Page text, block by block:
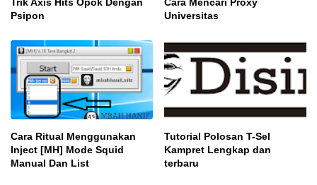
Psipon
Universitas
Cara Ritual Menggunakan
Inject [MH] Mode Squid
Manual Dan List
Tutorial Polosan T-Sel
Kampret Lengkap dan
terbaru